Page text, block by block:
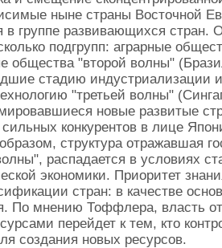
ныне страны Восточной
группе развивающихся стран.
подгрупп: аграрные
общества "второй волны"
стадию индустриализации
"третьей волны"
новые развитые
конкурентов в лице
структура отражавшая
распадается в условиях
экономики. Приоритет
стран: в качестве
По мнению Тоффлера, власть
перейдет к тем, кто
создания новых ресурсов.